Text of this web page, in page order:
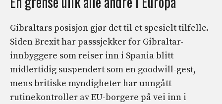
Gibraltars posisjon gjør det til et spesielt tilfelle.
Siden Brexit har passsjekker for Gibraltar-
innbyggere som reiser inn i Spania blitt
midlertidig suspendert som en goodwill-gest,
mens britiske myndigheter har unngått
rutinekontroller av EU-borgere på vei inn i